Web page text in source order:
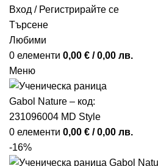
Вход / Регистрирайте се
Търсене
Любими
0 елементи 0,00 € / 0,00 лв.
Меню
0 елементи 0,00 € / 0,00 лв.
-16%